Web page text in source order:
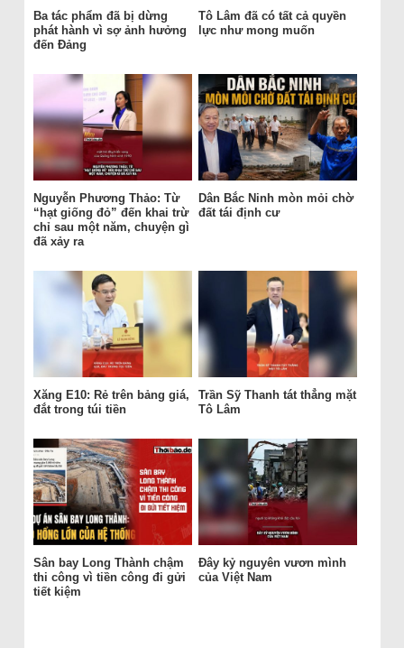
Ba tác phẩm đã bị dừng
phát hành vì sợ ảnh hưởng
đến Đảng
Tô Lâm đã có tất cả quyền
lực như mong muốn
Nguyễn Phương Thảo: Từ
“hạt giống đỏ” đến khai trừ
chỉ sau một năm, chuyện gì
đã xảy ra
Dân Bắc Ninh mòn mỏi chờ
đất tái định cư
Xăng E10: Rẻ trên bảng giá,
đắt trong túi tiền
Trần Sỹ Thanh tát thẳng mặt
Tô Lâm
Sân bay Long Thành chậm
thi công vì tiền công đi gửi
tiết kiệm
Đây kỷ nguyên vươn mình
của Việt Nam